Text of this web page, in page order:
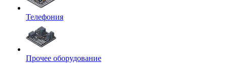
Телефония
Прочее оборудование